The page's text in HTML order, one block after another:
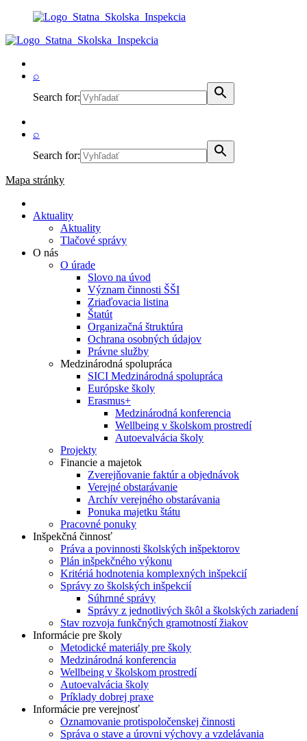
⌕
Search for:
⌕
Search for:
Mapa stránky
Aktuality
Aktuality
Tlačové správy
O nás
O úrade
Slovo na úvod
Význam činnosti ŠŠI
Zriaďovacia listina
Štatút
Organizačná štruktúra
Ochrana osobných údajov
Právne služby
Medzinárodná spolupráca
SICI Medzinárodná spolupráca
Európske školy
Erasmus+
Medzinárodná konferencia
Wellbeing v školskom prostredí
Autoevalvácia školy
Projekty
Financie a majetok
Zverejňovanie faktúr a objednávok
Verejné obstarávanie
Archív verejného obstarávania
Ponuka majetku štátu
Pracovné ponuky
Inšpekčná činnosť
Práva a povinnosti školských inšpektorov
Plán inšpekčného výkonu
Kritériá hodnotenia komplexných inšpekcií
Správy zo školských inšpekcií
Súhrnné správy
Správy z jednotlivých škôl a školských zariadení
Stav rozvoja funkčných gramotností žiakov
Informácie pre školy
Metodické materiály pre školy
Medzinárodná konferencia
Wellbeing v školskom prostredí
Autoevalvácia školy
Príklady dobrej praxe
Informácie pre verejnosť
Oznamovanie protispoločenskej činnosti
Správa o stave a úrovni výchovy a vzdelávania